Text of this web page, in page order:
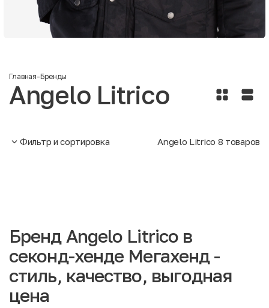
Главная-Бренды
Angelo Litrico
Фильтр и сортировка Angelo Litrico 8 товаров
Бренд Angelo Litrico в
секонд-хенде Мегахенд -
стиль, качество, выгодная
цена